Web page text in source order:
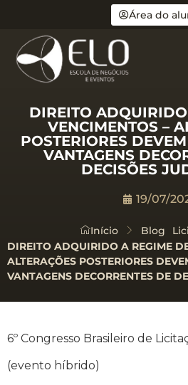
Área do
DIREITO
VENCIMENTOS –
POSTERIORES
VANTAGENS
DECISÕES
19/07/
Início Blog
DIREITO ADQUIRIDO A REGIME
ALTERAÇÕES POSTERIORES
VANTAGENS DECORRENTES DE
6º Congresso Brasileiro de
(evento híbrido)